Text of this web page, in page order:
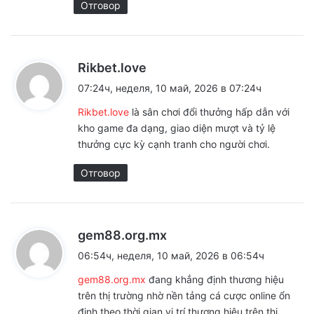
Отговор
Rikbet.love
а
:
07:24ч, неделя, 10 май, 2026 в 07:24ч
Rikbet.love là sân chơi đổi thưởng hấp dẫn với
kho game đa dạng, giao diện mượt và tỷ lệ
thưởng cực kỳ cạnh tranh cho người chơi.
Отговор
gem88.org.mx
а
а
:
06:54ч, неделя, 10 май, 2026 в 06:54ч
gem88.org.mx đang khẳng định thương hiệu
trên thị trường nhờ nền tảng cá cược online ổn